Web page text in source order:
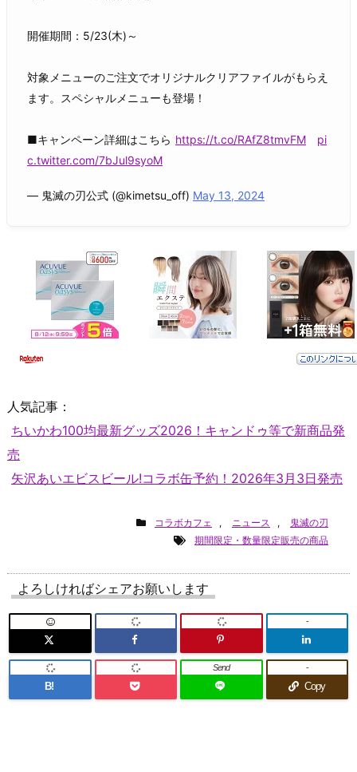
開催期間：5/23(木)～
対象メニューのご注文でオリジナルクリアファイルがもらえ
ます。スペシャルメニューも登場！
■キャンペーン詳細はこちら https://t.co/RAfZ8tmvFM
pi
c.twitter.com/7bJul9syoM
— 鬼滅の刃公式 (@kimetsu_off) May 13, 2024
人気記事：
ちいかわ100均最新グッズ2026！キャンドゥ等で新商品発
売
矢沢あいエビスビール!コラボ缶予約！2026年3月3日発売
コラボカフェ , ニュース ,
鬼滅の刃
期間限定・数量限定販売の商品
よろしければシェアお願いします
-
B!
Send
Copy
-